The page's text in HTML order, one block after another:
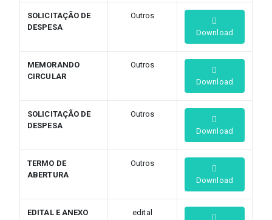
SOLICITAÇÃO DE
DESPESA
Outros
Download
MEMORANDO
CIRCULAR
Outros
Download
SOLICITAÇÃO DE
DESPESA
Outros
Download
TERMO DE
ABERTURA
Outros
Download
EDITAL E ANEXO
edital